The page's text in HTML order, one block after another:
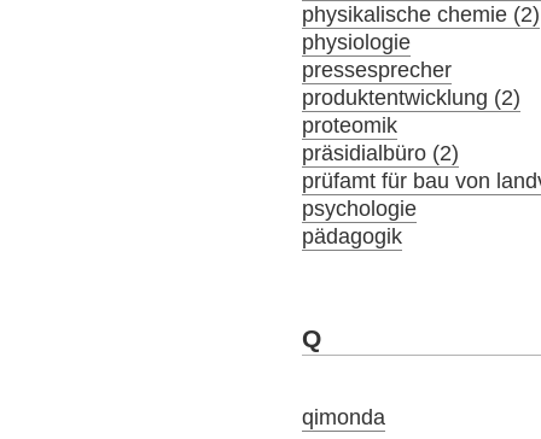
physikalische chemie (2)
physiologie
pressesprecher
produktentwicklung (2)
proteomik
präsidialbüro (2)
prüfamt für bau von
psychologie
pädagogik
Q
qimonda